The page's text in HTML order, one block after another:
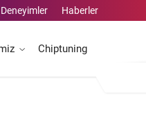
Deneyimler Haberler
Chiptuning